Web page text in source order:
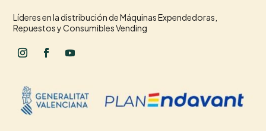
Líderes en la distribución de Máquinas Expendedoras,
Repuestos y Consumibles Vending